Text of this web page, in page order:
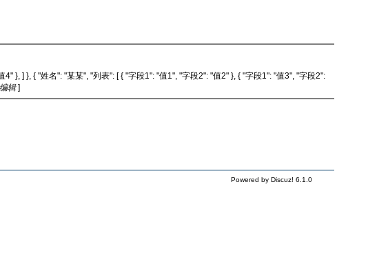
}, ] }, { "姓名": "某某", "列表": [ { "字段1": "值1", "字段2": "值2" }, { "字段1": "值3", "字段2":
辑]
Powered by Discuz! 6.1.0